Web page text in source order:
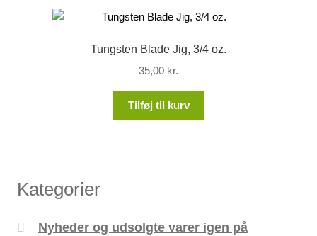
Tungsten Blade Jig, 3/4 oz.
35,00 kr.
Tilføj til kurv
Kategorier
Nyheder og udsolgte varer igen på